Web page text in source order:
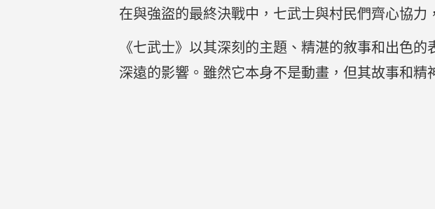
在與強盜的最終決戰中，七武士與村民們齊心協
《七武士》以其深刻的主題、精湛的敘事和出色
深遠的影響。雖然它本身不是動畫，但其故事和